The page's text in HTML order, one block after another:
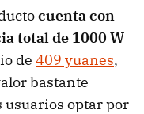
cuenta con
total de 1000 W
de 409 yuanes,
bastante
usuarios optar por